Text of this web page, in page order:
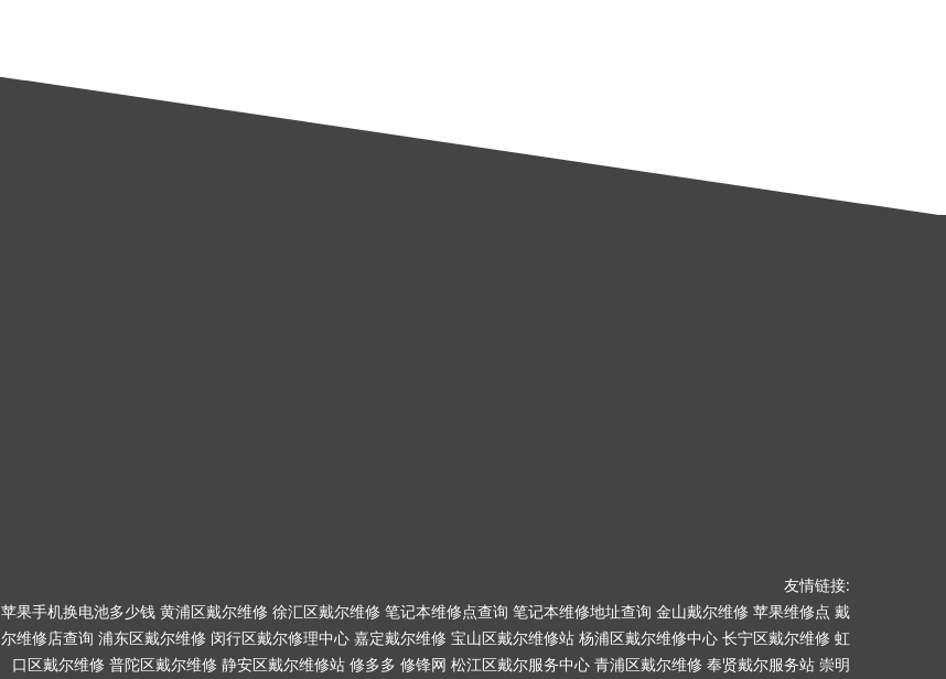
友情链接:
苹果手机换电池多少钱 黄浦区戴尔维修 徐汇区戴尔维修 笔记本维修点查询 笔记本维修地址查询 金山戴尔维修 苹果维修点 戴
尔维修店查询 浦东区戴尔维修 闵行区戴尔修理中心 嘉定戴尔维修 宝山区戴尔维修站 杨浦区戴尔维修中心 长宁区戴尔维修 虹
口区戴尔维修 普陀区戴尔维修 静安区戴尔维修站 修多多 修锋网 松江区戴尔服务中心 青浦区戴尔维修 奉贤戴尔服务站 崇明